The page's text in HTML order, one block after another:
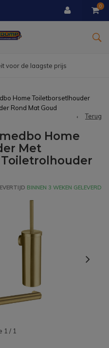
0
vanaf € 150
Home Toiletborsetlhouder
Rond Mat Goud
Terug
Home
Met
BINNEN 3 WEKEN GELEVERD
1 / 1